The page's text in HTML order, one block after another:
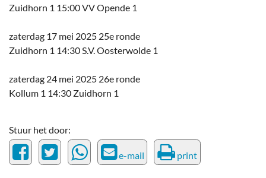
Zuidhorn 1 15:00 VV Opende 1
zaterdag 17 mei 2025 25e ronde
Zuidhorn 1 14:30 S.V. Oosterwolde 1
zaterdag 24 mei 2025 26e ronde
Kollum 1 14:30 Zuidhorn 1
Stuur het door:
e-mail print